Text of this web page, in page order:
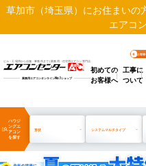
草加市（埼玉県）にお住まいの
エアコ
ビル・工場用から店舗・事務所まで | 業務用・住宅用エアコン専門店
業務用エアコンオンラインNo.1ショップ
お客
初めての
お客様へ
工事に
ついて
manage_search
ハウジ
ングエ
アコン
を探す
形状 システムマルチタイプ